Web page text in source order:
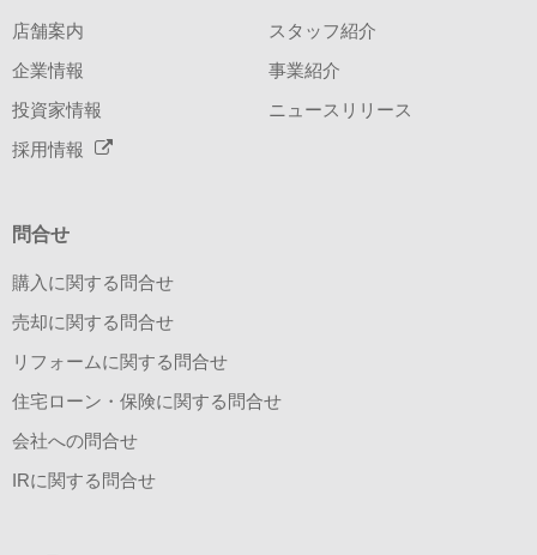
店舗案内 スタッフ紹介
企業情報 事業紹介
投資家情報 ニュースリリース
採用情報
問合せ
購入に関する問合せ
売却に関する問合せ
リフォームに関する問合せ
住宅ローン・保険に関する問合せ
会社への問合せ
IRに関する問合せ